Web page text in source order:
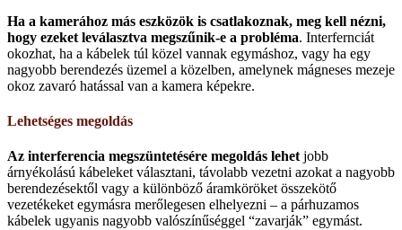
Ha a kamerához más eszközök is csatlakoznak, meg kell nézni,
hogy ezeket leválasztva megszűnik-e a probléma. Interfernciát
okozhat, ha a kábelek túl közel vannak egymáshoz, vagy ha egy
nagyobb berendezés üzemel a közelben, amelynek mágneses mezeje
okoz zavaró hatással van a kamera képekre.
Lehetséges megoldás
Az interferencia megszüntetésére megoldás lehet jobb
árnyékolású kábeleket választani, távolabb vezetni azokat a nagyobb
berendezésektől vagy a különböző áramköröket összekötő
vezetékeket egymásra merőlegesen elhelyezni – a párhuzamos
kábelek ugyanis nagyobb valószínűséggel “zavarják” egymást.